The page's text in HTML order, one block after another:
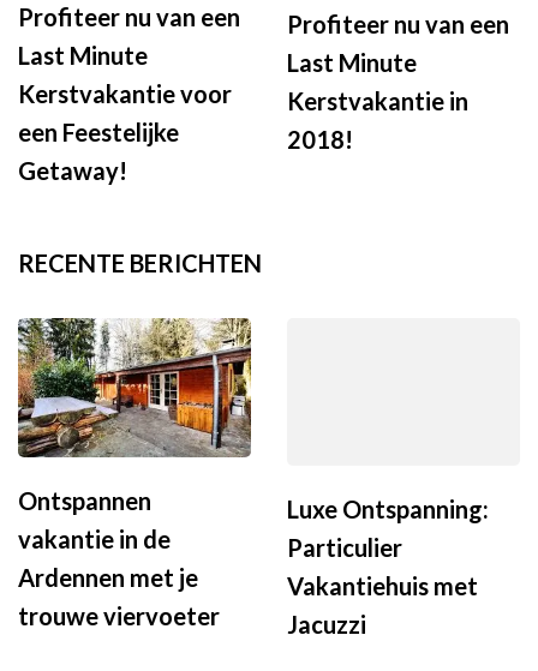
Profiteer nu van een
Last Minute
Kerstvakantie voor
een Feestelijke
Getaway!
Profiteer nu van een
Last Minute
Kerstvakantie in
2018!
RECENTE BERICHTEN
Ontspannen
vakantie in de
Ardennen met je
trouwe viervoeter
Luxe Ontspanning:
Particulier
Vakantiehuis met
Jacuzzi